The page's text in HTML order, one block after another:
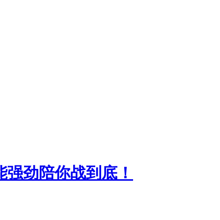
劲陪你战到底！